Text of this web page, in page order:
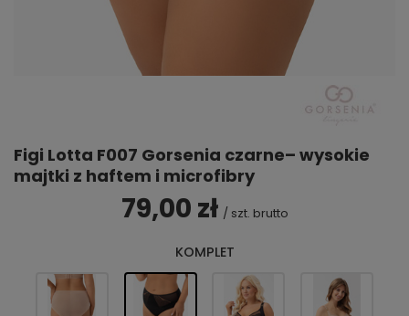
Figi Lotta F007 Gorsenia czarne– wysokie
majtki z haftem i microfibry
79,00 zł / szt. brutto
KOMPLET